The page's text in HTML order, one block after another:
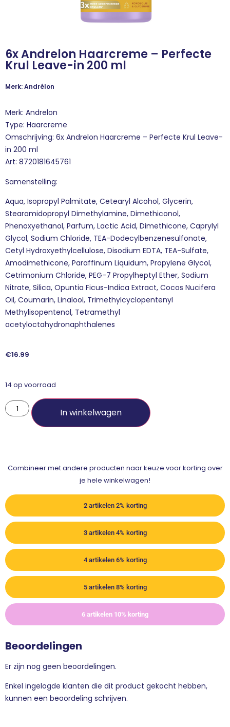
6x Andrelon Haarcreme – Perfecte
Krul Leave-in 200 ml
Merk: Andrélon
Merk: Andrelon
Type: Haarcreme
Omschrijving: 6x Andrelon Haarcreme – Perfecte Krul Leave-
in 200 ml
Art: 8720181645761
Samenstelling:
Aqua, Isopropyl Palmitate, Cetearyl Alcohol, Glycerin,
Stearamidopropyl Dimethylamine, Dimethiconol,
Phenoxyethanol, Parfum, Lactic Acid, Dimethicone, Caprylyl
Glycol, Sodium Chloride, TEA-Dodecylbenzenesulfonate,
Cetyl Hydroxyethylcellulose, Disodium EDTA, TEA-Sulfate,
Amodimethicone, Paraffinum Liquidum, Propylene Glycol,
Cetrimonium Chloride, PEG-7 Propylheptyl Ether, Sodium
Nitrate, Silica, Opuntia Ficus-Indica Extract, Cocos Nucifera
Oil, Coumarin, Linalool, Trimethylcyclopentenyl
Methylisopentenol, Tetramethyl
acetyloctahydronaphthalenes
€16.99
14 op voorraad
In winkelwagen
Combineer met andere producten naar keuze voor korting over
je hele winkelwagen!
2 artikelen 2% korting
3 artikelen 4% korting
4 artikelen 6% korting
5 artikelen 8% korting
6 artikelen 10% korting
Beoordelingen
Er zijn nog geen beoordelingen.
Enkel ingelogde klanten die dit product gekocht hebben,
kunnen een beoordeling schrijven.